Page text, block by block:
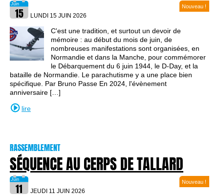
LUNDI 15 JUIN 2026
Nouveau !
C'est une tradition, et surtout un devoir de
mémoire : au début du mois de juin, de
nombreuses manifestations sont organisées, en
Normandie et dans la Manche, pour commémorer
le Débarquement du 6 juin 1944, le D-Day, et la
bataille de Normandie. Le parachutisme y a une place bien
spécifique. Par Bruno Passe En 2024, l'évènement
anniversaire […]
lire
RASSEMBLEMENT
SÉQUENCE AU CERPS DE TALLARD
JEUDI 11 JUIN 2026
Nouveau !